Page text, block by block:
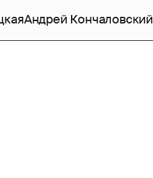
Андрей Кончаловский